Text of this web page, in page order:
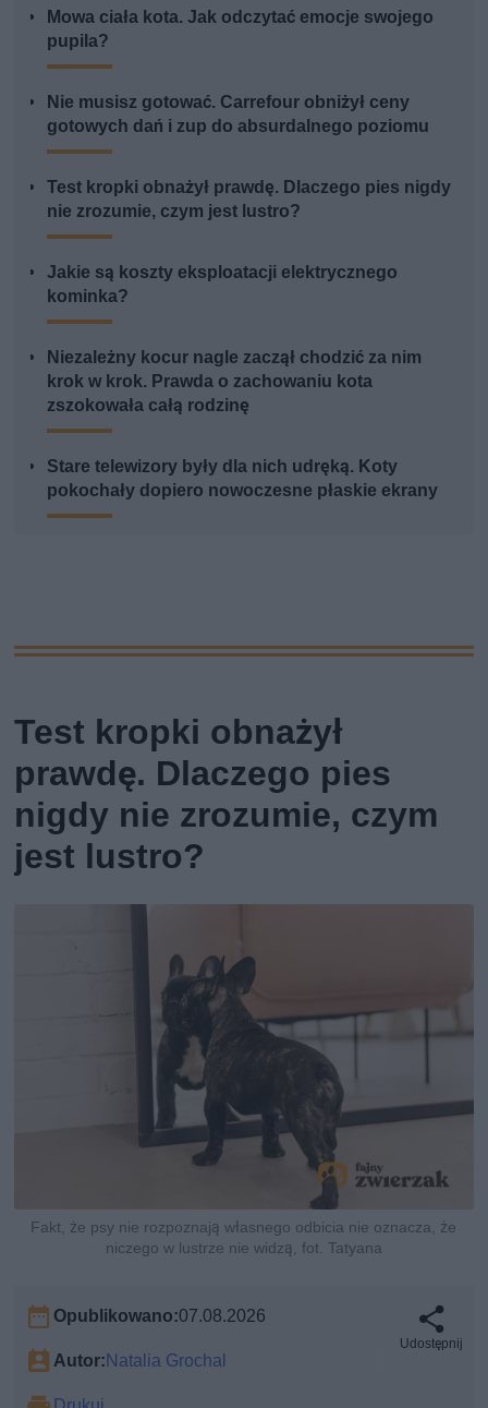
Mowa ciała kota. Jak odczytać emocje swojego
pupila?
Nie musisz gotować. Carrefour obniżył ceny
gotowych dań i zup do absurdalnego poziomu
Test kropki obnażył prawdę. Dlaczego pies nigdy
nie zrozumie, czym jest lustro?
Jakie są koszty eksploatacji elektrycznego
kominka?
Niezależny kocur nagle zaczął chodzić za nim
krok w krok. Prawda o zachowaniu kota
zszokowała całą rodzinę
Stare telewizory były dla nich udręką. Koty
pokochały dopiero nowoczesne płaskie ekrany
Test kropki obnażył
prawdę. Dlaczego pies
nigdy nie zrozumie, czym
jest lustro?
Fakt, że psy nie rozpoznają własnego odbicia nie oznacza, że
niczego w lustrze nie widzą, fot. Tatyana
Opublikowano:07.08.2026
Autor: Natalia Grochal
Udostępnij